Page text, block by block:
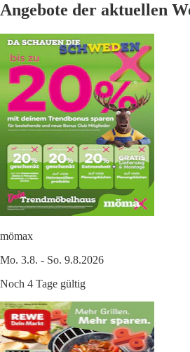
Angebote der aktuellen
mömax
Mo. 3.8. - So. 9.8.2026
Noch 4 Tage gültig